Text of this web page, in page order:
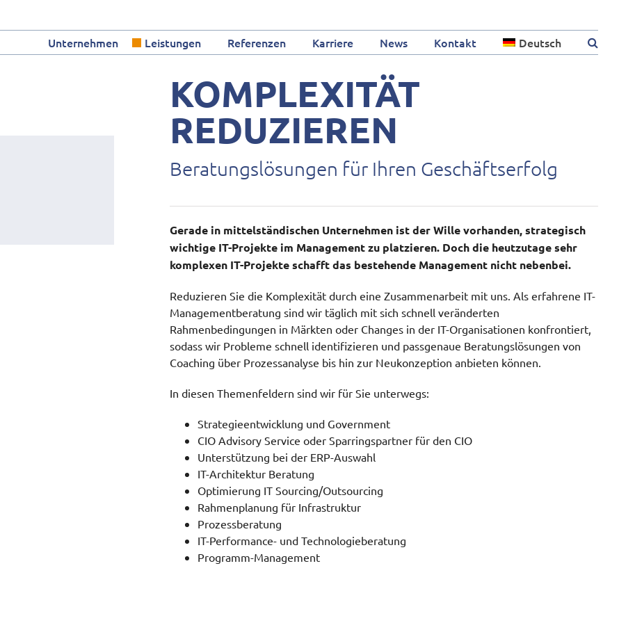
Unternehmen Leistungen Referenzen Karriere News Kontakt Deutsch
KOMPLEXITÄT
REDUZIEREN
Beratungslösungen für Ihren Geschäftserfolg
Gerade in mittelständischen Unternehmen ist der Wille vorhanden, strategisch
wichtige IT-Projekte im Management zu platzieren. Doch die heutzutage sehr
komplexen IT-Projekte schafft das bestehende Management nicht nebenbei.
Reduzieren Sie die Komplexität durch eine Zusammenarbeit mit uns. Als erfahrene IT-
Managementberatung sind wir täglich mit sich schnell veränderten
Rahmenbedingungen in Märkten oder Changes in der IT-Organisationen konfrontiert,
sodass wir Probleme schnell identifizieren und passgenaue Beratungslösungen von
Coaching über Prozessanalyse bis hin zur Neukonzeption anbieten können.
In diesen Themenfeldern sind wir für Sie unterwegs:
Strategieentwicklung und Government
CIO Advisory Service oder Sparringspartner für den CIO
Unterstützung bei der ERP-Auswahl
IT-Architektur Beratung
Optimierung IT Sourcing/Outsourcing
Rahmenplanung für Infrastruktur
Prozessberatung
IT-Performance- und Technologieberatung
Programm-Management